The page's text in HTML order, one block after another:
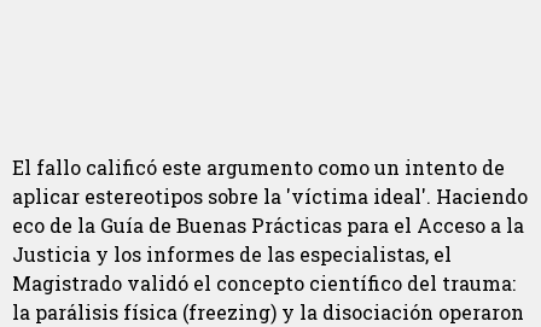
El fallo calificó este argumento como un intento de
aplicar estereotipos sobre la 'víctima ideal'. Haciendo
eco de la Guía de Buenas Prácticas para el Acceso a la
Justicia y los informes de las especialistas, el
Magistrado validó el concepto científico del trauma:
la parálisis física (freezing) y la disociación operaron